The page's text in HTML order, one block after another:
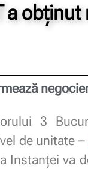
a
3
de unitate –
Instanței va